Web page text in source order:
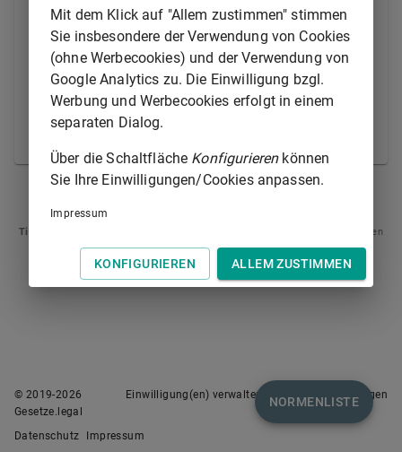
wirklichen oder dem mutmaßlichen Willen des
Geschäftsherrn in Widerspruch und musste der
Geschäftsführer dies erkennen, so ist er dem
Geschäftsherrn zum Ersatz des aus der
Geschäftsführung entstehenden Schadens auch
dann verpflichtet, wenn ihm ein sonstiges
Tipp
: Swipen Sie auf dem Bildschirm links oder rechts zur Navigation zwischen
Normen.
NORMENLISTE
© 2019-2026
Gesetze.legal
Einwilligung(en) verwalten Nutzungsbedingungen
Datenschutz Impressum
Mit dem Klick auf "Allem zustimmen" stimmen
Sie insbesondere der Verwendung von Cookies
(ohne Werbecookies) und der Verwendung von
Google Analytics zu. Die Einwilligung bzgl.
Werbung und Werbecookies erfolgt in einem
separaten Dialog.
Über die Schaltfläche Konfigurierenkönnen
Sie Ihre Einwilligungen/Cookies anpassen.
Impressum
KONFIGURIEREN ALLEM ZUSTIMMEN